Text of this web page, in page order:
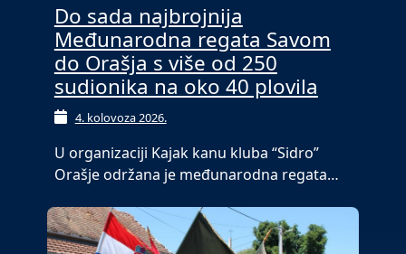
Do sada najbrojnija
Međunarodna regata Savom
do Orašja s više od 250
sudionika na oko 40 plovila
4. kolovoza 2026.
U organizaciji Kajak kanu kluba “Sidro”
Orašje održana je međunarodna regata…